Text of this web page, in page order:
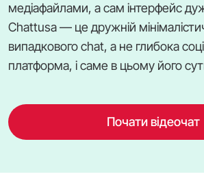
медіафайлами, а сам інтерфейс
Chattusa — це дружній
випадкового chat, а не глибока
платформа, і саме в цьому його
Почати відеочат